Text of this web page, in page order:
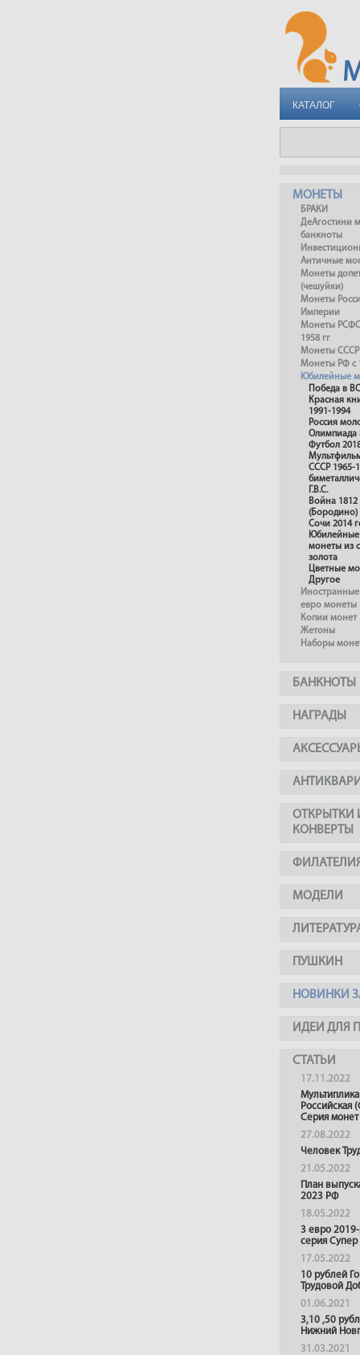
КАТАЛОГ
МОНЕТЫ
БРАКИ
ДеАгостини
банкноты
Античные
Монеты
(чешуйки)
Монеты
Империи
Монеты
1958 гг
Монеты СССР
Монеты РФ с
Юбилейные
Победа в
Красная
1991-1994
Россия
Олимпиада
Футбол
СССР 1965-
Г.В.С.
Война 1812
(Бородино)
Сочи 2014
монеты из
золота
Цветные
Другое
евро монеты
Копии монет
Жетоны
Наборы
БАНКНОТЫ
НАГРАДЫ
ОТКРЫТКИ
КОНВЕРТЫ
МОДЕЛИ
ПУШКИН
НОВИНКИ
ИДЕИ ДЛЯ
СТАТЬИ
17.11.2022
Российская
Серия монет
27.08.2022
Человек
21.05.2022
План
2023 РФ
18.05.2022
3 евро
серия
17.05.2022
10 рублей
Трудовой
01.06.2021
3,10 ,50
Нижний
31.03.2021